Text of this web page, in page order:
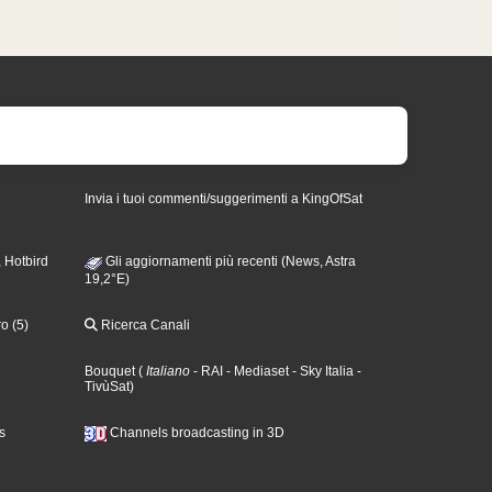
Invia i tuoi commenti/suggerimenti a KingOfSat
Gli aggiornamenti più recenti (News, Astra
19,2°E)
(5) Ricerca Canali
Bouquet( Italiano - RAI - Mediaset- Sky Italia -
TivùSat)
Channels broadcasting in 3D